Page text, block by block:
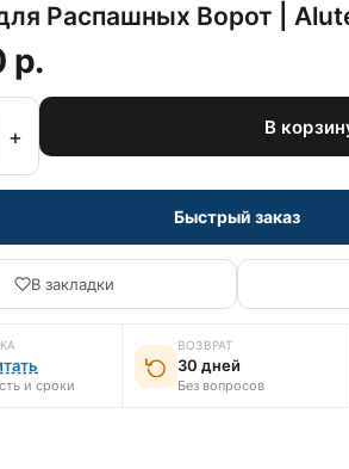
Распашных Ворот |
р.
+ В
Быстрый заказ
В закладки
и сроки
ВОЗВРАТ
30 дней
Без вопросов